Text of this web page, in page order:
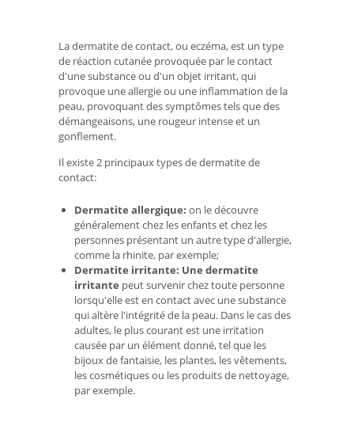
La dermatite de contact, ou eczéma, est un type
de réaction cutanée provoquée par le contact
d'une substance ou d'un objet irritant, qui
provoque une allergie ou une inflammation de la
peau, provoquant des symptômes tels que des
démangeaisons, une rougeur intense et un
gonflement.
Il existe 2 principaux types de dermatite de
contact:
Dermatite allergique: on le découvre
généralement chez les enfants et chez les
personnes présentant un autre type d'allergie,
comme la rhinite, par exemple;
Dermatite irritante: Une dermatite
irritante peut survenir chez toute personne
lorsqu'elle est en contact avec une substance
qui altère l'intégrité de la peau. Dans le cas des
adultes, le plus courant est une irritation
causée par un élément donné, tel que les
bijoux de fantaisie, les plantes, les vêtements,
les cosmétiques ou les produits de nettoyage,
par exemple.